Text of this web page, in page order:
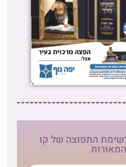
התפוצה של קו
המאורות